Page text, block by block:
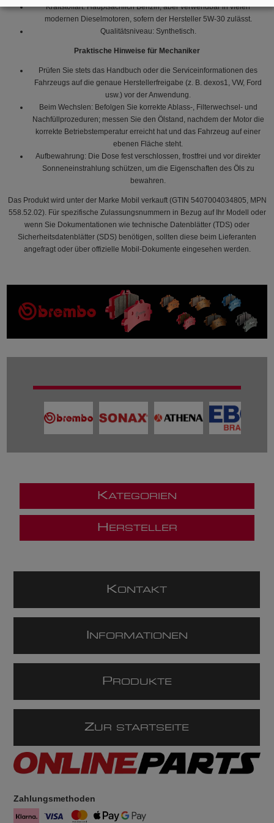
Kraftstoffart: Hauptsächlich Benzin, aber verwendbar in vielen
modernen Dieselmotoren, sofern der Hersteller 5W-30 zulässt.
Qualitätsniveau: Synthetisch.
Praktische Hinweise für Mechaniker
Prüfen Sie stets das Handbuch oder die Serviceinformationen des
Fahrzeugs auf die genaue Herstellerfreigabe (z. B. dexos1, VW, Ford
usw.) vor der Anwendung.
Beim Wechslen: Befolgen Sie korrekte Ablass-, Filterwechsel- und
Nachfüllprozeduren; messen Sie den Ölstand, nachdem der Motor die
korrekte Betriebstemperatur erreicht hat und das Fahrzeug auf einer
ebenen Fläche steht.
Aufbewahrung: Die Dose fest verschlossen, frostfrei und vor direkter
Sonneneinstrahlung schützen, um die Eigenschaften des Öls zu
bewahren.
Das Produkt wird unter der Marke Mobil verkauft (GTIN 5407004034805, MPN
558.52.02). Für spezifische Zulassungsnummern in Bezug auf Ihr Modell oder
wenn Sie Dokumentationen wie technische Datenblätter (TDS) oder
Sicherheitsdatenblätter (SDS) benötigen, sollten diese beim Lieferanten
angefragt oder über offizielle Mobil-Dokumente eingesehen werden.
KATEGORIEN
H ERSTELLER
KONTAKT
NFORMATIONEN
P RODUKTE
ZUR STARTSEITE
Zahlungsmethoden